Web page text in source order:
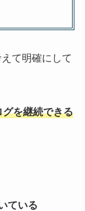
て明確にして
を継続できる
ている